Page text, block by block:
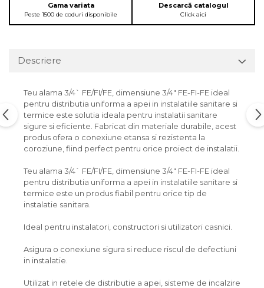
Gama variata
Peste 1500 de coduri disponibile
Descarcă catalogul
Click aici
Descriere
Teu alama 3/4` FE/FI/FE, dimensiune 3/4" FE-FI-FE ideal
pentru distributia uniforma a apei in instalatiile sanitare si
termice este solutia ideala pentru instalatii sanitare
sigure si eficiente. Fabricat din materiale durabile, acest
produs ofera o conexiune etansa si rezistenta la
coroziune, fiind perfect pentru orice proiect de instalatii.
Teu alama 3/4` FE/FI/FE, dimensiune 3/4" FE-FI-FE ideal
pentru distributia uniforma a apei in instalatiile sanitare si
termice este un produs fiabil pentru orice tip de
instalatie sanitara.
Ideal pentru instalatori, constructori si utilizatori casnici.
Asigura o conexiune sigura si reduce riscul de defectiuni
in instalatie.
Utilizat in retele de distributie a apei, sisteme de incalzire